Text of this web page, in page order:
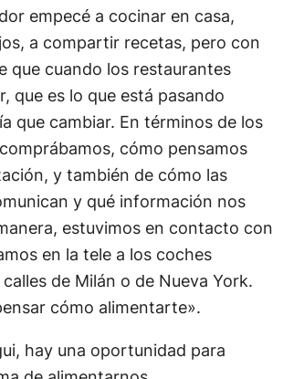
empecé a cocinar en casa,
a compartir recetas, pero con
que cuando los restaurantes
que es lo que está pasando
que cambiar. En términos de los
cómo pensamos
y también de cómo las
y qué información nos
estuvimos en contacto con
en la tele a los coches
de Milán o de Nueva York.
cómo alimentarte».